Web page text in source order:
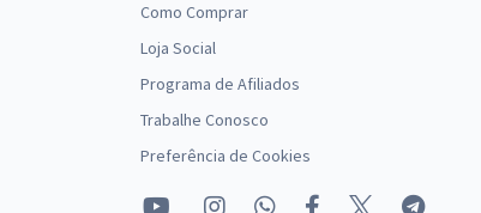
Como Comprar
Loja Social
Programa de Afiliados
Trabalhe Conosco
Preferência de Cookies